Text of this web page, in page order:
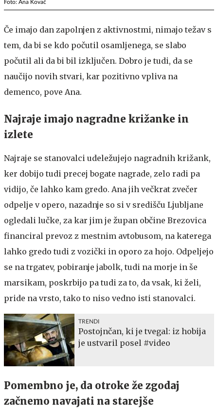
Foto: Ana Kovač
Če imajo dan zapolnjen z aktivnostmi, nimajo težav s
tem, da bi se kdo počutil osamljenega, se slabo
počutil ali da bi bil izključen. Dobro je tudi, da se
naučijo novih stvari, kar pozitivno vpliva na
demenco, pove Ana.
Najraje imajo nagradne križanke in
izlete
Najraje se stanovalci udeležujejo nagradnih križank,
ker dobijo tudi precej bogate nagrade, zelo radi pa
vidijo, če lahko kam gredo. Ana jih večkrat zvečer
odpelje v opero, nazadnje so si v središču Ljubljane
ogledali lučke, za kar jim je župan občine Brezovica
financiral prevoz z mestnim avtobusom, na katerega
lahko gredo tudi z vozički in oporo za hojo. Odpeljejo
se na trgatev, pobiranje jabolk, tudi na morje in še
marsikam, poskrbijo pa tudi za to, da vsak, ki želi,
pride na vrsto, tako to niso vedno isti stanovalci.
TRENDI
Postojnčan, ki je tvegal: iz hobija
je ustvaril posel #video
Pomembno je, da otroke že zgodaj
začnemo navajati na starejše